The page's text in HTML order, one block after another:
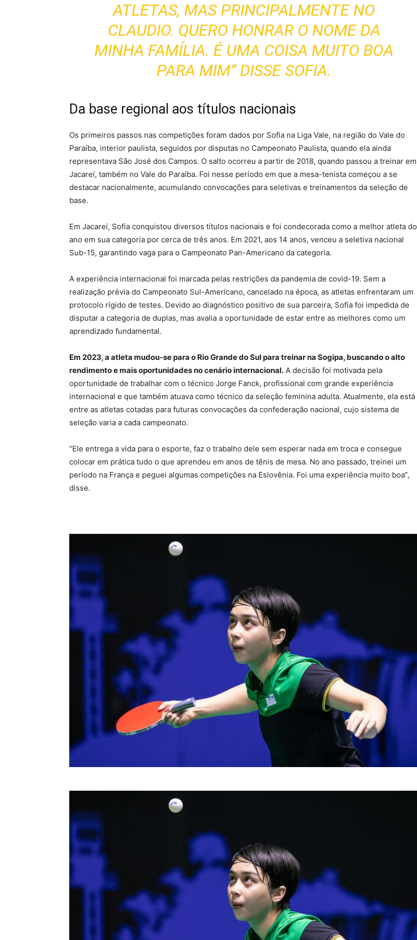
ATLETAS, MAS PRINCIPALMENTE NO
CLAUDIO. QUERO HONRAR O NOME DA
MINHA FAMÍLIA. É UMA COISA MUITO BOA
PARA MIM” DISSE SOFIA.
Da base regional aos títulos nacionais
Os primeiros passos nas competições foram dados por Sofia na Liga Vale, na região do Vale do
Paraíba, interior paulista, seguidos por disputas no Campeonato Paulista, quando ela ainda
representava São José dos Campos. O salto ocorreu a partir de 2018, quando passou a treinar em
Jacareí, também no Vale do Paraíba. Foi nesse período em que a mesa-tenista começou a se
destacar nacionalmente, acumulando convocações para seletivas e treinamentos da seleção de
base.
Em Jacareí, Sofia conquistou diversos títulos nacionais e foi condecorada como a melhor atleta do
ano em sua categoria por cerca de três anos. Em 2021, aos 14 anos, venceu a seletiva nacional
Sub-15, garantindo vaga para o Campeonato Pan-Americano da categoria.
A experiência internacional foi marcada pelas restrições da pandemia de covid-19. Sem a
realização prévia do Campeonato Sul-Americano, cancelado na época, as atletas enfrentaram um
protocolo rígido de testes. Devido ao diagnóstico positivo de sua parceira, Sofia foi impedida de
disputar a categoria de duplas, mas avalia a oportunidade de estar entre as melhores como um
aprendizado fundamental.
Em 2023, a atleta mudou-se para o Rio Grande do Sul para treinar na Sogipa, buscando o alto
rendimento e mais oportunidades no cenário internacional. A decisão foi motivada pela
oportunidade de trabalhar com o técnico Jorge Fanck, profissional com grande experiência
internacional e que também atuava como técnico da seleção feminina adulta. Atualmente, ela está
entre as atletas cotadas para futuras convocações da confederação nacional, cujo sistema de
seleção varia a cada campeonato.
“Ele entrega a vida para o esporte, faz o trabalho dele sem esperar nada em troca e consegue
colocar em prática tudo o que aprendeu em anos de tênis de mesa. No ano passado, treinei um
período na França e peguei algumas competições na Eslovênia. Foi uma experiência muito boa”,
disse.